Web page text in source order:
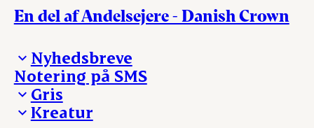
En del af Andelsejere - Danish Crown
Nyhedsbreve
Madinspiration - nyhedsbrev
Notering på SMS
Gris
Ejerinformation
Kreatur